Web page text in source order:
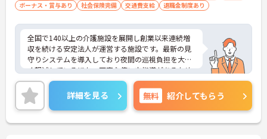
ボーナス・賞与あり
社会保険完備 交通費支給 退職金制度あり
全国で140以上の介護施設を展開し創業以来連続増
収を続ける安定法人が運営する施設です。最新の見
守りシステムを導入しており夜間の巡視負担を大き
く軽減しているほか、丁寧な使い方指導があるため
安心して業務を始められます。月平均残業10時間程
度、住宅手当や子供手当、1食300円の食事補助など
生活を支える福利厚生が大変充実しています。『ハ
タラクエール2023』の認証も取得しており、資格取
得支援や職種別研修制度を通じて着実なキャリアア
詳細を見る 無料 紹介してもらう